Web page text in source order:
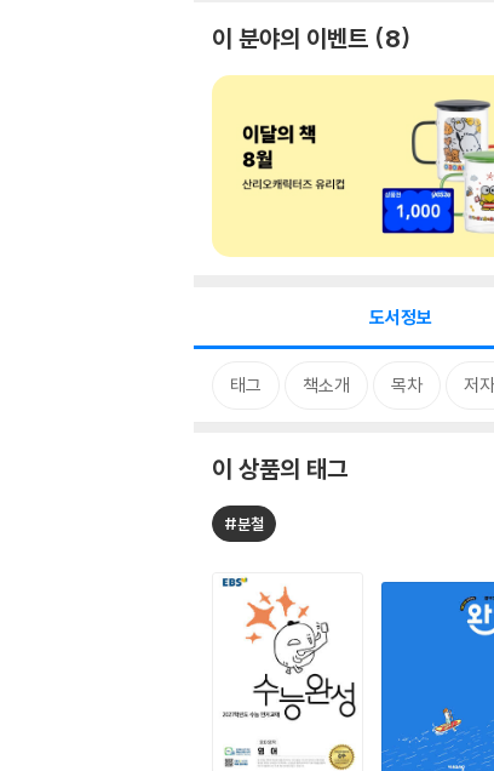
이 분야의 이벤트 8
도서정보
태그 책소개 목차 저
이 상품의 태그
#분철